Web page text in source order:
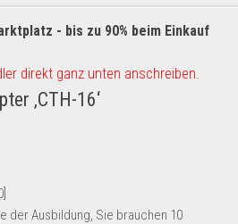
- bis zu 90% beim Einkauf
direkt ganz unten anschreiben.
‚CTH-16‘
der Ausbildung, Sie brauchen 10